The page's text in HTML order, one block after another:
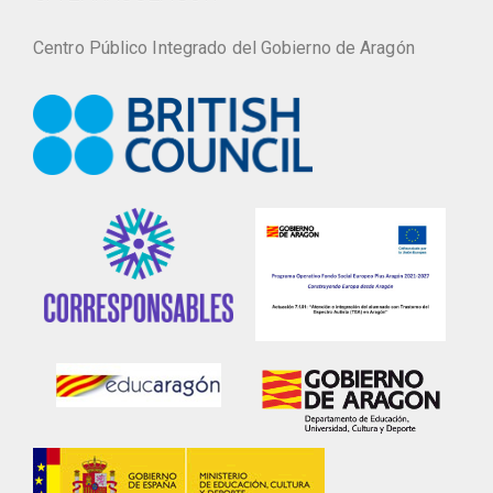
Centro Público Integrado del Gobierno de Aragón